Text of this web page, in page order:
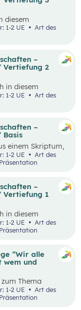
diesem
ein
von
Bedürfnisse sie
verbundene
in einem
1-2 UE
Art des
–
Vertiefung 2
in diesem
Konsum
selbstständig zu
1-2 UE
–
Basis
einem Skriptum,
über die
Mit
die
Lebenssituationen
Aufgaben
analysieren,
zu
1-2 UE
Art des
–
Vertiefung 1
in diesem
(Sustainable
Sie wählen ein
Orte, an
werden
1-2 UE
“Wir alle
wem und
Thema
werden drei
Diese
nur durch ihre
1-2 UE